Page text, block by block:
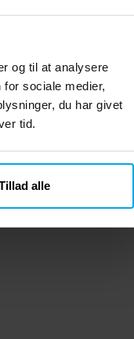
og til at analysere
sociale medier,
du har givet
tid.
alle
cm